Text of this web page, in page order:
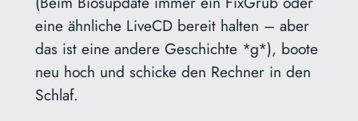
eine ähnliche LiveCD bereit halten – aber
das ist eine andere Geschichte *g*), boote
neu hoch und schicke den Rechner in den
Schlaf.